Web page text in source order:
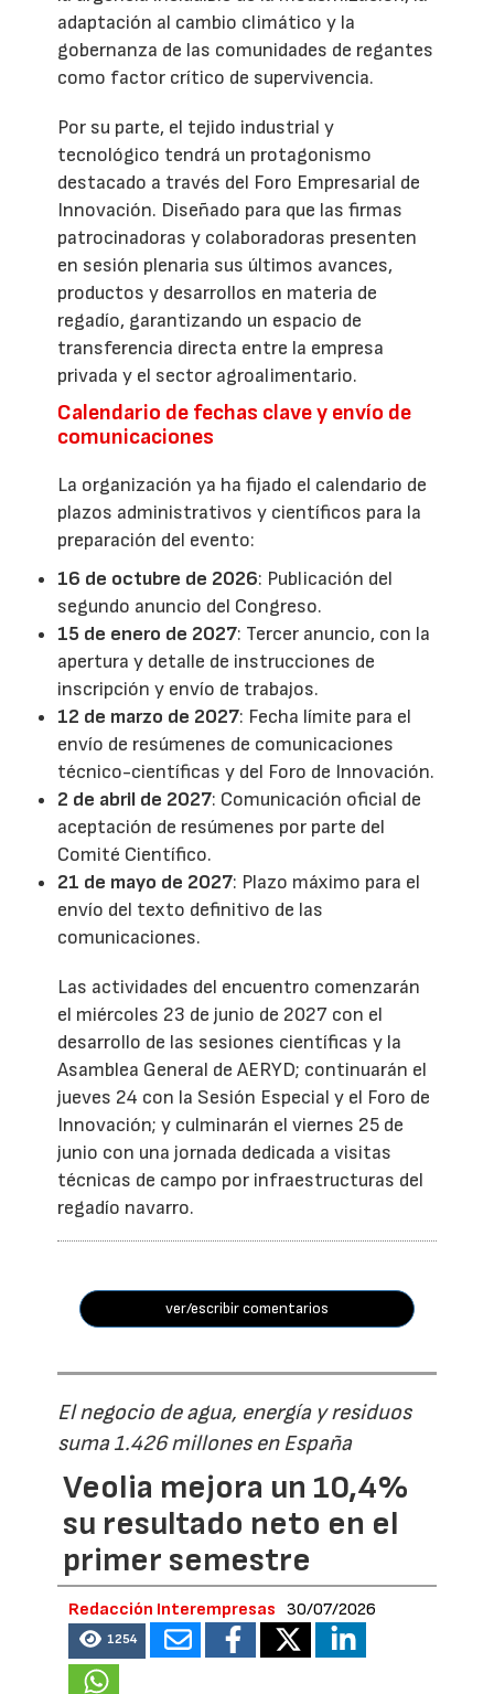
adaptación al cambio climático y la
gobernanza de las comunidades de regantes
como factor crítico de supervivencia.
Por su parte, el tejido industrial y
tecnológico tendrá un protagonismo
destacado a través del Foro Empresarial de
Innovación. Diseñado para que las firmas
patrocinadoras y colaboradoras presenten
en sesión plenaria sus últimos avances,
productos y desarrollos en materia de
regadío, garantizando un espacio de
transferencia directa entre la empresa
privada y el sector agroalimentario.
Calendario de fechas clave y envío de
comunicaciones
La organización ya ha fijado el calendario de
plazos administrativos y científicos para la
preparación del evento:
16 de octubre de 2026: Publicación del
segundo anuncio del Congreso.
15 de enero de 2027: Tercer anuncio, con la
apertura y detalle de instrucciones de
inscripción y envío de trabajos.
12 de marzo de 2027: Fecha límite para el
envío de resúmenes de comunicaciones
técnico-científicas y del Foro de Innovación.
2 de abril de 2027: Comunicación oficial de
aceptación de resúmenes por parte del
Comité Científico.
21 de mayo de 2027: Plazo máximo para el
envío del texto definitivo de las
comunicaciones.
Las actividades del encuentro comenzarán
el miércoles 23 de junio de 2027 con el
desarrollo de las sesiones científicas y la
Asamblea General de AERYD; continuarán el
jueves 24 con la Sesión Especial y el Foro de
Innovación; y culminarán el viernes 25 de
junio con una jornada dedicada a visitas
técnicas de campo por infraestructuras del
regadío navarro.
ver/escribir comentarios
El negocio de agua, energía y residuos
suma 1.426 millones en España
Veolia mejora un 10,4%
su resultado neto en el
primer semestre
Redacción Interempresas 30/07/2026
1254